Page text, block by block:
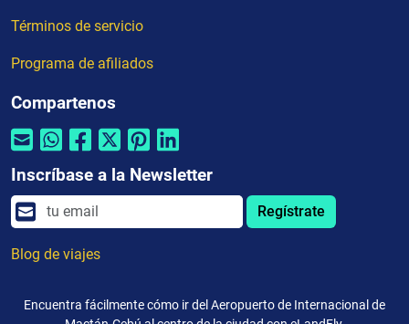
Términos de servicio
Programa de afiliados
Compartenos
Inscríbase a la Newsletter
Regístrate
Blog de viajes
Encuentra fácilmente cómo ir del Aeropuerto de Internacional de